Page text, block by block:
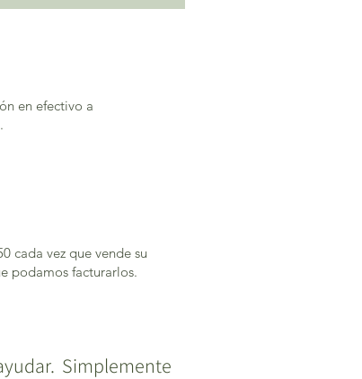
en efectivo a
cada vez que vende su
podamos facturarlos.
Simplemente